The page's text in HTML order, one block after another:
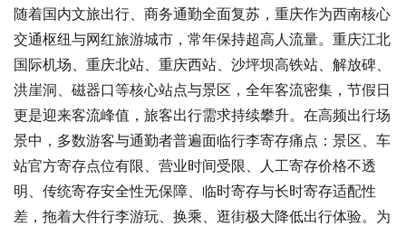
随着国内文旅出行、商务通勤全面复苏，重庆作为西南核心
交通枢纽与网红旅游城市，常年保持超高人流量。重庆江北
国际机场、重庆北站、重庆西站、沙坪坝高铁站、解放碑、
洪崖洞、磁器口等核心站点与景区，全年客流密集，节假日
更是迎来客流峰值，旅客出行需求持续攀升。在高频出行场
景中，多数游客与通勤者普遍面临行李寄存痛点：景区、车
站官方寄存点位有限、营业时间受限、人工寄存价格不透
明、传统寄存安全性无保障、临时寄存与长时寄存适配性
差，拖着大件行李游玩、换乘、逛街极大降低出行体验。为